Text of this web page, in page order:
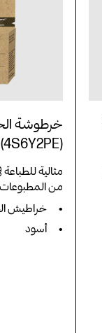
مثالية للطباعة
من المطبوعات
خراطيش
أسود